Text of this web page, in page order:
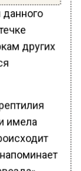
данного
других
имела